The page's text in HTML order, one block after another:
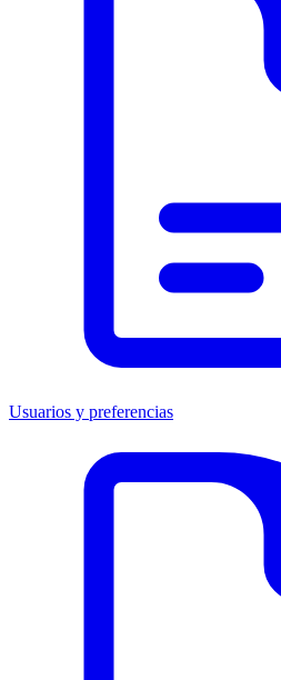
Usuarios y preferencias